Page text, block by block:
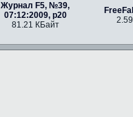
Журнал F5, №39,
07:12:2009, p20
81.21 КБайт